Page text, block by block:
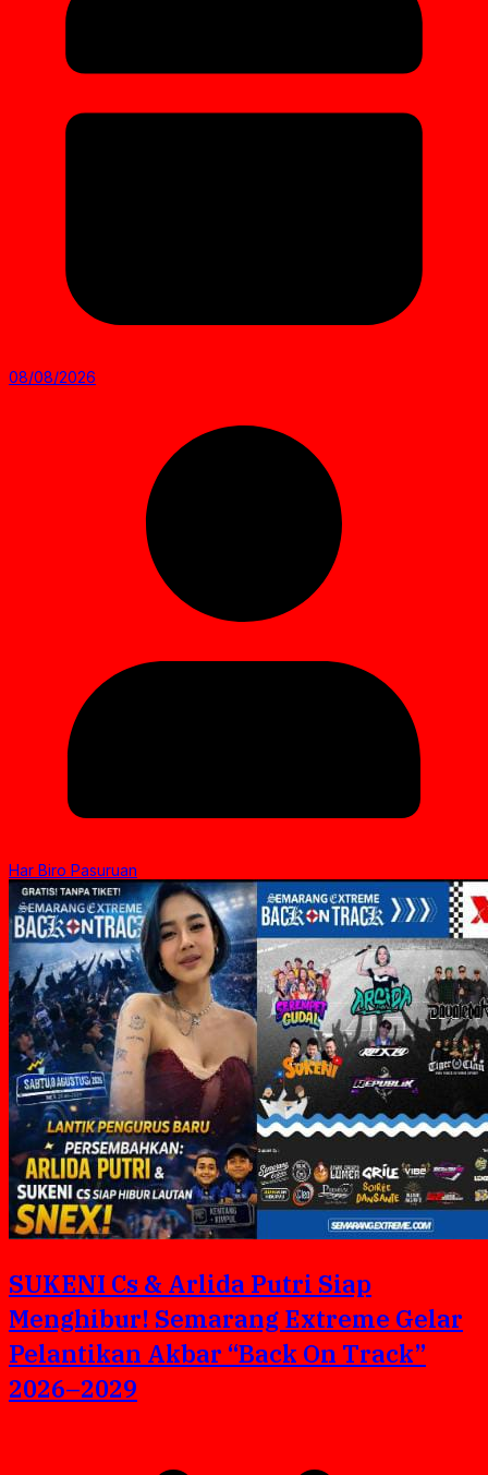
08/08/2026
Har Biro Pasuruan
SUKENI Cs & Arlida Putri Siap
Menghibur! Semarang Extreme Gelar
Pelantikan Akbar “Back On Track”
2026–2029